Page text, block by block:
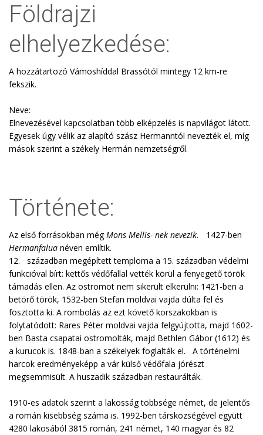
Földrajzi
elhelyezkedése:
A hozzátartozó Vámoshíddal Brassótól mintegy 12 km-re
fekszik.
Neve:
Elnevezésével kapcsolatban több elképzelés is napvilágot látott.
Egyesek úgy vélik az alapító szász Hermanntól nevezték el, míg
mások szerint a székely Hermán nemzetségről.
Története:
Az első forrásokban mégMons Mellis- nek nevezik. 1427-ben
Hermanfalua néven említik.
12. században megépített temploma a 15. században védelmi
funkcióval bírt: kettős védőfallal vették körül a fenyegető török
támadás ellen. Az ostromot nem sikerült elkerülni: 1421-ben a
betörő török, 1532-ben Stefan moldvai vajda dúlta fel és
fosztotta ki. A rombolás az ezt követő korszakokban is
folytatódott: Rares Péter moldvai vajda felgyújtotta, majd 1602-
ben Basta csapatai ostromolták, majd Bethlen Gábor (1612) és
a kurucok is. 1848-ban a székelyek foglalták el. A történelmi
harcok eredményeképp a vár külső védőfala jórészt
megsemmisült. A huszadik században restaurálták.
1910-es adatok szerint a lakosság többsége német, de jelentős
a román kisebbség száma is. 1992-ben társközségével együtt
4280 lakosából 3815 román, 241 német, 140 magyar és 82